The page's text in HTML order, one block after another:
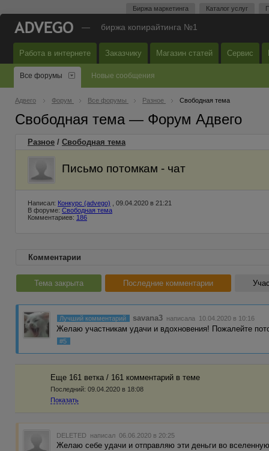
Биржа маркетинга Каталог услуг
— биржа копирайтинга №1
Работа в интернете Заказчику Магазин статей Сервис
Все форумы Новые сообщения
Адвего Форум Все форумы Разное Свободная тема
Свободная тема — Форум Адвего
Разное / Свободная тема
Письмо потомкам - чат
Написал: Конкурс (advego) , 09.04.2020 в 21:21
В форуме: Свободная тема
Комментариев: 186
Комментарии
Тема закрыта Последние комментарии
Лучший комментарий savana3 написала 10.04.2020 в 10:16
Желаю участникам удачи и вдохновения! Пожалейте
#5
Еще 161 ветка / 161 комментарий в темe
Последний: 09.04.2020 в 18:08
Показать
DELETED написал 06.06.2020 в 20:25
Желаю себе удачи и отправляю эти деньги во